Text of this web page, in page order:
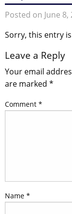
Posted on June 8,
Sorry, this entry
Leave a Reply
Your email
are marked *
Comment *
Name *